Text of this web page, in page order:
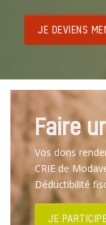
JE DEVIENS
Faire
Vos dons
CRIE de
Déductibilité
JE